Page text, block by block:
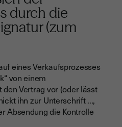
durch die
(zum
eines Verkaufsprozesses
von einem
Vertrag vor (oder lässt
ihn zur Unterschrift ...,
Absendung die Kontrolle